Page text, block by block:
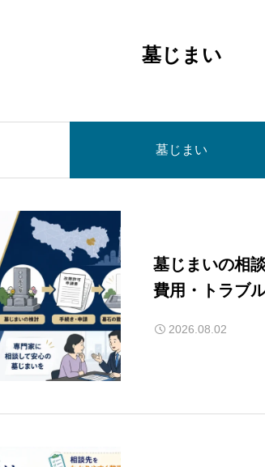
墓じまい
墓じまい
墓じまいの相
費用・トラブ
2026.08.02